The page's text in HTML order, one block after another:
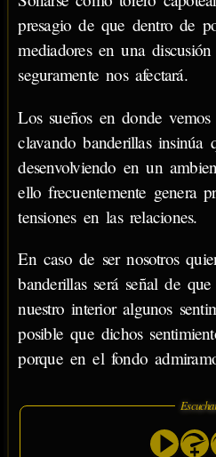
presagio de que dentro de
mediadores en una discusión
seguramente nos afectará.
Los sueños en donde vemos
clavando banderillas insinúa
desenvolviendo en un
ello frecuentemente genera
tensiones en las relaciones.
En caso de ser nosotros
banderillas será señal de
nuestro interior algunos
posible que dichos
porque en el fondo